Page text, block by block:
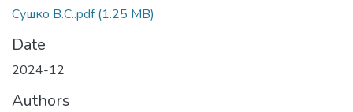
Сушко В.С..pdf(1.25 MB)
Date
2024-12
Authors